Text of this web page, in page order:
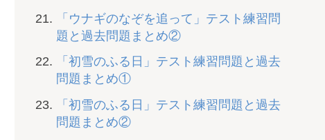
「ウナギのなぞを追って」テスト練習問
題と過去問題まとめ②
「初雪のふる日」テスト練習問題と過去
問題まとめ①
「初雪のふる日」テスト練習問題と過去
問題まとめ②